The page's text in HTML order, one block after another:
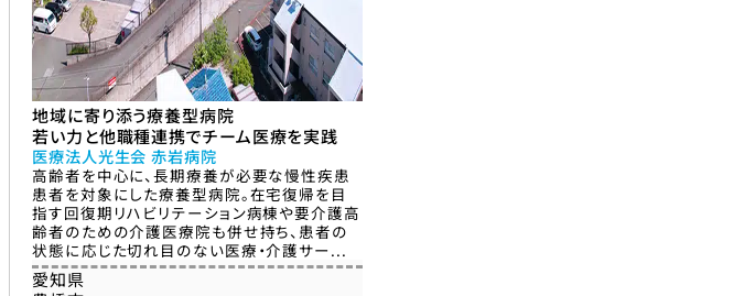
地域に寄り添う療養型病院
若い力と他職種連携でチーム医療を実践
医療法人光生会 赤岩病院
高齢者を中心に、長期療養が必要な慢性疾患
患者を対象にした療養型病院。在宅復帰を目
指す回復期リハビリテーション病棟や要介護高
齢者のための介護医療院も併せ持ち、患者の
状態に応じた切れ目のない医療・介護サー...
愛知県